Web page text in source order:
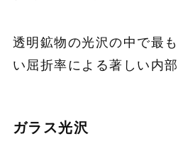
透明鉱物の光沢の中で最
い屈折率による著しい内
ガラス光沢